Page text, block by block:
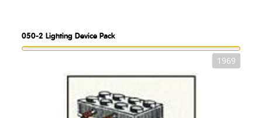
050-2 Lighting Device Pack
1969